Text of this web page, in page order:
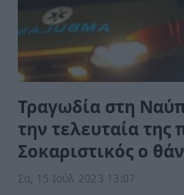
Τραγωδία στη
την τελευταία
Σοκαριστικός ο
Σα, 15 Ιούλ 2023 13:07